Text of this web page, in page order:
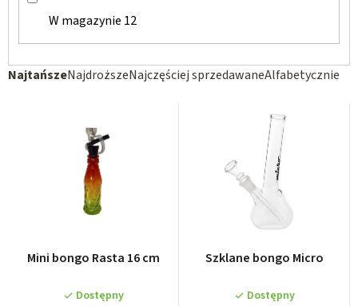
S
NajtańszeNajdroższeNajczęściej sprzedawaneAlfabetycznie
W magazynie 12
Mini bongo Rasta 16 cm
Dostępny
Szklane bongo Micro
Dostępny